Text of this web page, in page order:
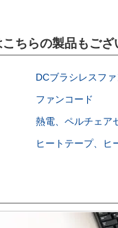
ちらの製品もござ
DCブラシレスファ
ファンコード
熱電、ペルチェア
ヒートテープ、ヒ